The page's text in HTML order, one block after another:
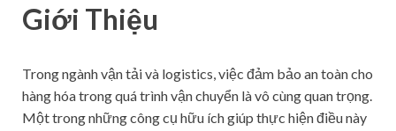
Giới Thiệu
Trong ngành vận tải và logistics, việc đảm bảo an toàn cho
hàng hóa trong quá trình vận chuyển là vô cùng quan trọng.
Một trong những công cụ hữu ích giúp thực hiện điều này